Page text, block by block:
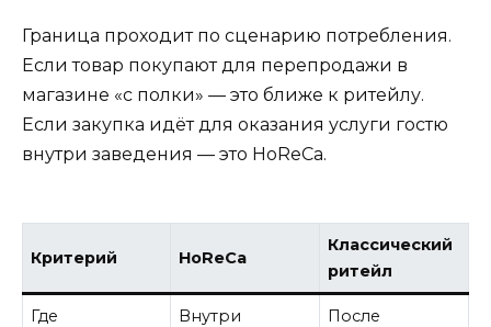
Граница проходит по сценарию потребления.
Если товар покупают для перепродажи в
магазине «с полки» — это ближе к ритейлу.
Если закупка идёт для оказания услуги гостю
внутри заведения — это HoReCa.
Критерий HoReCa
Классический
ритейл
Где
Внутри
После